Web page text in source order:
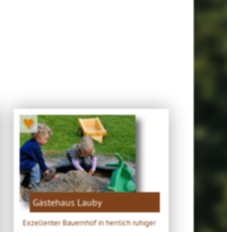
♥
Gästehaus Lauby
Exzellenter Bauernhof in herrlich ruhiger